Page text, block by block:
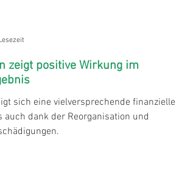
zeigt positive Wirkung im
sich eine vielversprechende finanzielle
auch dank der Reorganisation und